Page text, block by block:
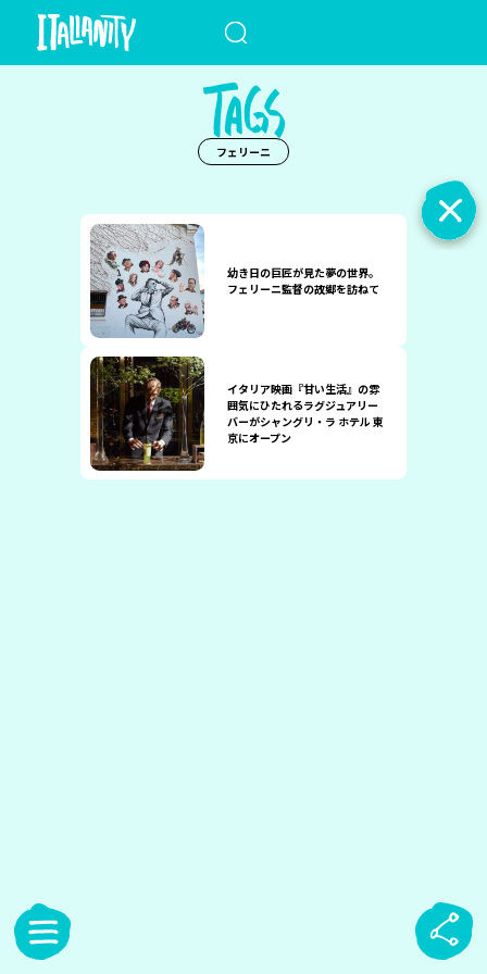
フェリーニ
幼き日の巨匠が見た夢の世界。
フェリーニ監督の故郷を訪ねて
イタリア映画『甘い生活』の雰
囲気にひたれるラグジュアリー
バーがシャングリ・ラ ホテル 東
京にオープン